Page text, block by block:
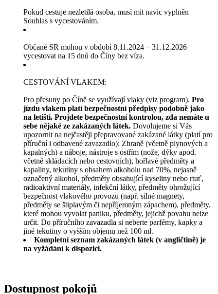
Pokud cestuje nezletilá osoba, musí mít navíc vyplněn
Souhlas s vycestováním.
Občané SR mohou v období 8.11.2024 – 31.12.2026
vycestovat na 15 dnů do Číny bez víza.
CESTOVÁNÍ VLAKEM:
Pro přesuny po Číně se využívají vlaky (viz program). Pro
jízdu vlakem platí bezpečnostní předpisy podobně jako
na letišti. Projdete bezpečnostní kontrolou, zda nemáte u
sebe nějaké ze zakázaných látek. Dovolujeme si Vás
upozornit na nejčastěji přepravované zakázané látky (platí pro
příruční i odbavené zavazadlo): Zbraně (včetně plynových a
kapalných) a náboje, nástroje s ostřím (nože, dýky apod.
včetně skládacích nebo cestovních), hořlavé předměty a
kapaliny, tekutiny s obsahem alkoholu nad 70%, nejasně
označený alkohol, předměty obsahující kyseliny nebo rtuť,
radioaktivní materiály, infekční látky, předměty ohrožující
bezpečnost vlakového provozu (např. silné magnety,
předměty se štiplavým či nepříjemným zápachem), předměty,
které mohou vyvolat paniku, předměty, jejichž povahu nelze
určit. Do příručního zavazadla si neberte parfémy, kapky a
jiné tekutiny o vyšším objemu než 100 ml.
Kompletní seznam zakázaných látek (v angličtině) je
na vyžádání k dispozici.
Dostupnost pokojů